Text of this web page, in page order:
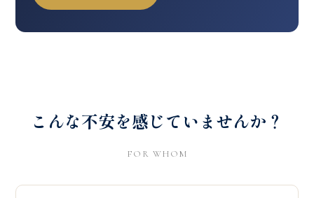
こんな不安を感じていませんか？
FOR WHOM